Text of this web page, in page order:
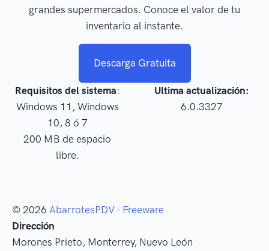
grandes supermercados. Conoce el valor de tu
inventario al instante.
Descarga Gratuita
Requisitos del sistema:
Windows 11, Windows
10, 8 ó 7
200 MB de espacio
libre.
Ultima actualización:
6.0.3327
© 2026 AbarrotesPDV - Freeware
Dirección
Morones Prieto, Monterrey, Nuevo León